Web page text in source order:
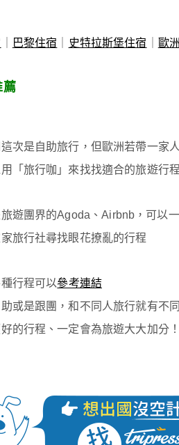
巴黎住宿 史特拉斯堡住宿 歐
薦
次是自助旅行，但歐洲若帶一家
「旅行咖」來找找適合的旅遊行
遊團界的Agoda、Airbnb，可以
旅行社尋找眼花撩亂的行程
行程可以參考連結
或是跟團，和不同人旅行就有不
的行程、一定會為旅遊大大加分